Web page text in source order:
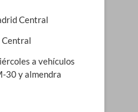
Central
Central
a vehículos
30 y almendra